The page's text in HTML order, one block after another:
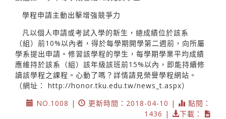
學程申請主動出擊增強競爭力
凡以個人申請或考試入學的新生，總成績位於該系
（組）前10%以內者，得於每學期開學第二週前，向所屬
學系提出申請。修習該學程的學生，每學期學業平均成績
應維持於該系（組）該年級該班前15%以內，即能持續修
讀該學程之課程。心動了嗎？詳情請見榮譽學程網站。
（網址： http://honor.tku.edu.tw/news_t.aspx）
NO.1008 |
更新時間：2018-04-10 |
點閱：
1436 |
下載：